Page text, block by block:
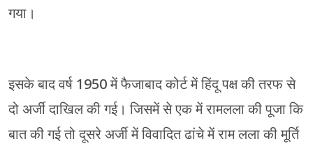
गया।
इसके बाद वर्ष 1950 में फैजाबाद कोर्ट में हिंदू पक्ष की तरफ से
दो अर्जी दाखिल की गई। जिसमें से एक में रामलला की पूजा कि
बात की गई तो दूसरे अर्जी में विवादित ढांचे में राम लला की मूर्ति